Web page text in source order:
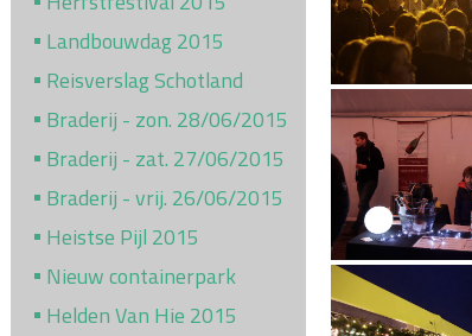
Landbouwdag 2015
Reisverslag Schotland
Braderij - zon. 28/06/2015
Braderij - zat. 27/06/2015
Braderij - vrij. 26/06/2015
Heistse Pijl 2015
Nieuw containerpark
Helden Van Hie 2015